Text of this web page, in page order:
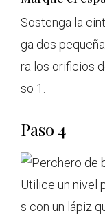
Sostenga la
ga dos
ra los orificios
so 1.
Paso 4
Utilice un nivel
s con un lápiz